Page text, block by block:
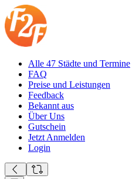
Alle 47 Städte und Termine
FAQ
Preise und Leistungen
Feedback
Bekannt aus
Über Uns
Gutschein
Jetzt Anmelden
Login